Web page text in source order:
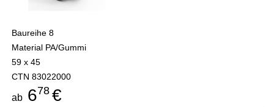
Baureihe 8
Material PA/Gummi
59 x 45
CTN 83022000
ab 678 €